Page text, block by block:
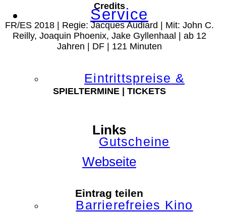
Service
Eintrittspreise &
Gutscheine
Barrierefreies Kino
Credits
FR/ES 2018 | Regie: Jacques Audiard | Mit: John C.
Reilly, Joaquin Phoenix, Jake Gyllenhaal | ab 12
Jahren | DF | 121 Minuten
SPIELTERMINE | TICKETS
Links
Webseite
Eintrag teilen